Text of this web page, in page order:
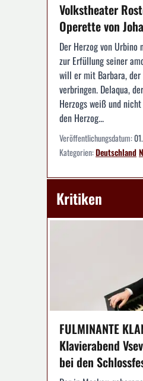
Volkstheater
Operette von
Der Herzog von Urbino
zur Erfüllung seiner
will er mit Barbara, der
verbringen. Delaqua,
Herzogs weiß und
den Herzog...
Veröffentlichungsdatum:
Kategorien:Deutschland
Kritiken
FULMINANTE
Klavierabend
bei den